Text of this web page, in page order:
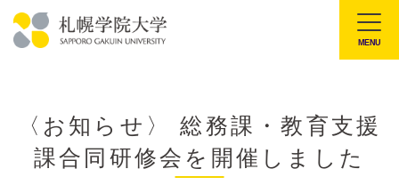
文
MENU
〈お知らせ〉 総務課・教育支援
課合同研修会を開催しました